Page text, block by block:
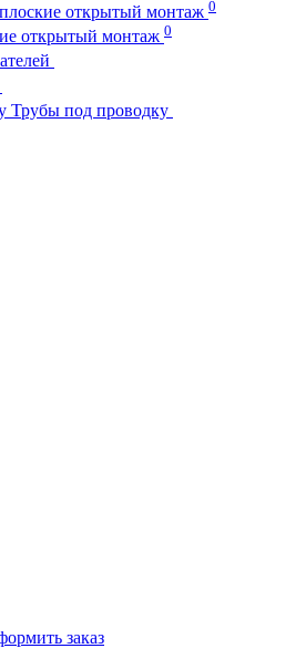
открытый монтаж 0
открытый монтаж 0
Трубы под проводку
заказ